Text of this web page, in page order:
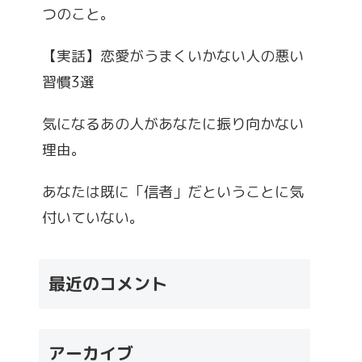
つのこと。
【実話】恋愛がうまくいかない人の悪い
習慣3選
気になるあの人があなたに振り向かない
理由。
あなたは既に「信者」だということに気
付いていない。
最近のコメント
アーカイブ